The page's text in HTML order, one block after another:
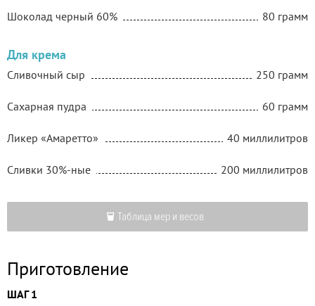
Шоколад черный 60% 80 грамм
Для крема
Сливочный сыр 250 грамм
Сахарная пудра 60 грамм
Ликер «Амаретто» 40 миллилитров
Сливки 30%-ные 200 миллилитров
Таблица мер и весов
Приготовление
ШАГ 1